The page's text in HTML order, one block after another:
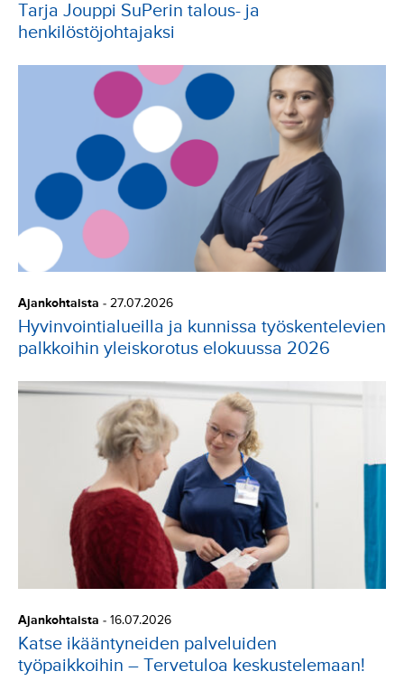
Tarja Jouppi SuPerin talous- ja
henkilöstöjohtajaksi
Ajankohtaista - 27.07.2026
Hyvinvointialueilla ja kunnissa työskentelevien
palkkoihin yleiskorotus elokuussa 2026
Ajankohtaista - 16.07.2026
Katse ikääntyneiden palveluiden
työpaikkoihin – Tervetuloa keskustelemaan!